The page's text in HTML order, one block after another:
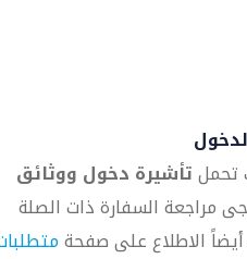
تحملتأشيرة دخول ووثائق
مراجعة السفارة ذات الصلة
أيضاً الاطلاع على صفحة